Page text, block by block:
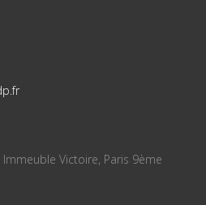
Victoire, Paris 9ème